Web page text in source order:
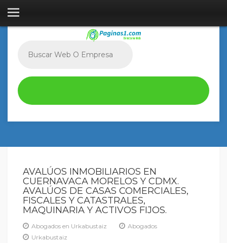
AVALÚOS INMOBILIARIOS EN
CUERNAVACA MORELOS Y CDMX.
AVALÚOS DE CASAS COMERCIALES,
FISCALES Y CATASTRALES,
MAQUINARIA Y ACTIVOS FIJOS.
Abogados en Urkabustaiz
Abogados
Urkabustaiz